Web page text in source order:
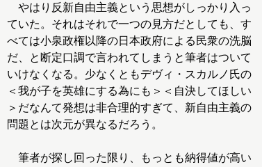
やはり反新自由主義という思想がしっかり入っ
ていた。それはそれで一つの見方だとしても、す
べては小泉政権以降の日本政府による民衆の洗脳
だ、と断定口調で言われてしまうと筆者はついて
いけなくなる。少なくともデヴィ・スカルノ氏の
＜我が子を英雄にする為にも＞＜自決してほしい
＞だなんて発想は非合理的すぎて、新自由主義の
問題とは次元が異なるだろう。
筆者が探し回った限り、もっとも納得値が高い